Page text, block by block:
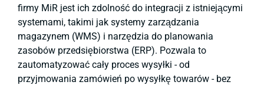
firmy MiR jest ich zdolność do integracji z istniejącymi
systemami, takimi jak systemy zarządzania
magazynem (WMS) i narzędzia do planowania
zasobów przedsiębiorstwa (ERP). Pozwala to
zautomatyzować cały proces wysyłki - od
przyjmowania zamówień po wysyłkę towarów - bez